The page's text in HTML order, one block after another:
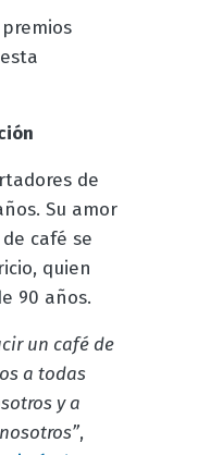
de
Su amor
café se
quien
90 años.
un café de
a todas
y a
,